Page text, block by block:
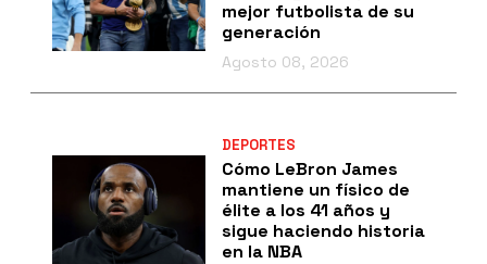
mejor futbolista de su
generación
Agosto 08, 2026
DEPORTES
Cómo LeBron James
mantiene un físico de
élite a los 41 años y
sigue haciendo historia
en la NBA